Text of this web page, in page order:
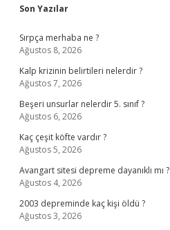
Sidebar
Son Yazılar
Sırpça merhaba ne ?
Ağustos 8, 2026
Kalp krizinin belirtileri nelerdir ?
Ağustos 7, 2026
Beşeri unsurlar nelerdir 5. sınıf ?
Ağustos 6, 2026
Kaç çeşit köfte vardır ?
Ağustos 5, 2026
Avangart sitesi depreme dayanıklı mı ?
Ağustos 4, 2026
2003 depreminde kaç kişi öldü ?
Ağustos 3, 2026